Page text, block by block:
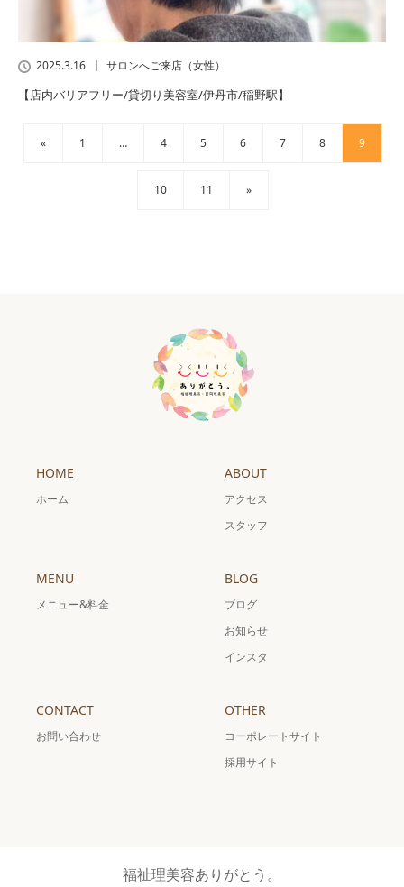
2025.3.16 サロンへご来店（女性）
【店内バリアフリー/貸切り美容室/伊丹市/稲野駅】
« 1 … 4 5 6 7 8 9
10 11 »
HOME
ホーム
ABOUT
アクセス
スタッフ
MENU
メニュー&料金
BLOG
ブログ
お知らせ
インスタ
CONTACT
お問い合わせ
OTHER
コーポレートサイト
採用サイト
福祉理美容ありがとう。